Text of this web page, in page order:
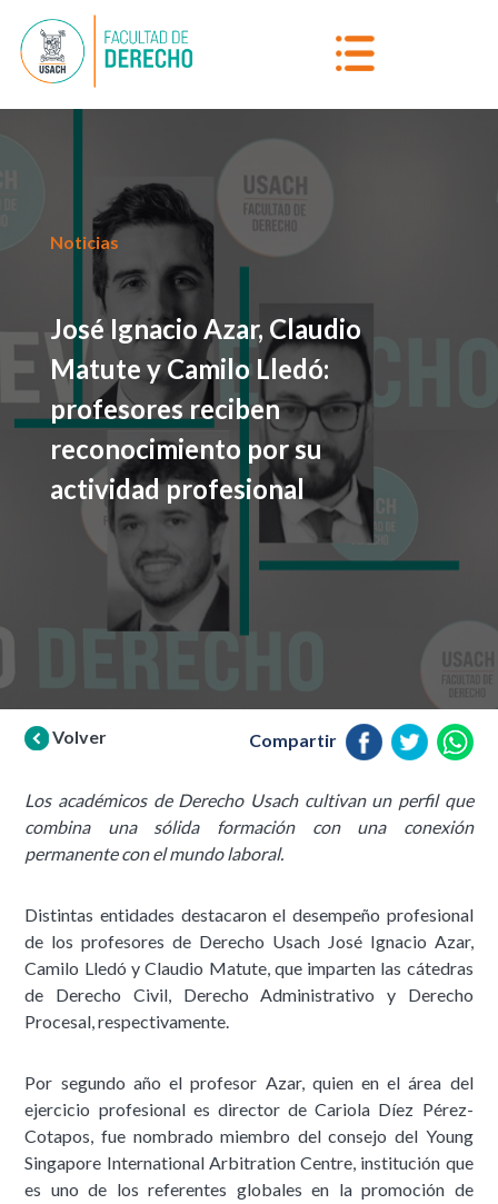
Noticias
José Ignacio Azar, Claudio
Matute y Camilo Lledó:
profesores reciben
reconocimiento por su
actividad profesional
Volver Compartir
Los académicos de Derecho Usach cultivan un perfil que
combina una sólida formación con una conexión
permanente con el mundo laboral.
Distintas entidades destacaron el desempeño profesional
de los profesores de Derecho Usach José Ignacio Azar,
Camilo Lledó y Claudio Matute, que imparten las cátedras
de Derecho Civil, Derecho Administrativo y Derecho
Procesal, respectivamente.
Por segundo año el profesor Azar, quien en el área del
ejercicio profesional es director de Cariola Díez Pérez-
Cotapos, fue nombrado miembro del consejo del Young
Singapore International Arbitration Centre, institución que
es uno de los referentes globales en la promoción de